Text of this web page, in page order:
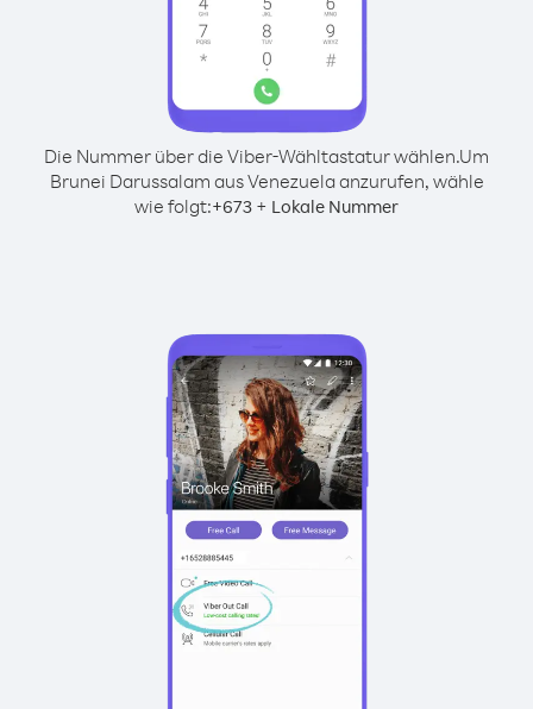
Die Nummer über die Viber-Wähltastatur wählen.Um
Brunei Darussalam aus Venezuela anzurufen, wähle
wie folgt:+673 + Lokale Nummer